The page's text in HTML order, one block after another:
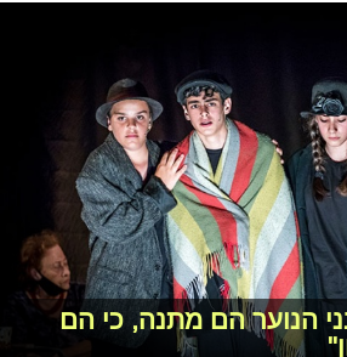
הנוער הם מתנה, כי הם